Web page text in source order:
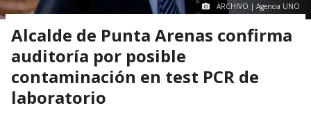
ARCHIVO | Agencia UNO
Alcalde de Punta Arenas confirma
auditoría por posible
contaminación en test PCR de
laboratorio